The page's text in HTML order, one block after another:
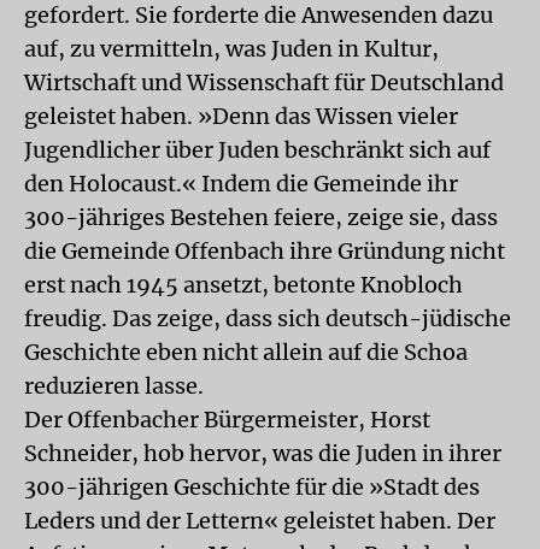
gefordert. Sie forderte die Anwesenden dazu
auf, zu vermitteln, was Juden in Kultur,
Wirtschaft und Wissenschaft für Deutschland
geleistet haben. »Denn das Wissen vieler
Jugendlicher über Juden beschränkt sich auf
den Holocaust.« Indem die Gemeinde ihr
300-jähriges Bestehen feiere, zeige sie, dass
die Gemeinde Offenbach ihre Gründung nicht
erst nach 1945 ansetzt, betonte Knobloch
freudig. Das zeige, dass sich deutsch-jüdische
Geschichte eben nicht allein auf die Schoa
reduzieren lasse.
Der Offenbacher Bürgermeister, Horst
Schneider, hob hervor, was die Juden in ihrer
300-jährigen Geschichte für die »Stadt des
Leders und der Lettern« geleistet haben. Der